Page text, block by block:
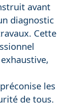
avant
diagnostic
Cette
les
de tous.